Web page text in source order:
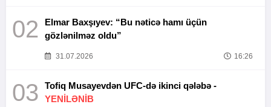
02
Elmar Baxşıyev: “Bu nəticə hamı üçün
gözlənilməz oldu”
31.07.2026 16:26
03
Tofiq Musayevdən UFC-də ikinci qələbə -
YENİLƏNİB